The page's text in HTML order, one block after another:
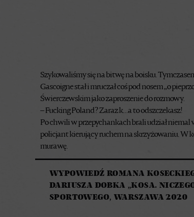
Szykowaliśmy się na bitwę na boisku.
Gascoigne stał i mruczał coś pod nosem „o
Świerczewskim jako zaproszenie do rozmowy.
– Fucking Poland? Zaraz k…a to odszczekasz!
Po chwili w przepychankach brali udział niemal
policjant kierujący ruchem na skrzyżowaniu. W
murawę.
WYPOWIEDŹ ROMANA
DARIUSZA DOBKA „KOSA.
SPORTOWEGO, WARSZAWA 2020